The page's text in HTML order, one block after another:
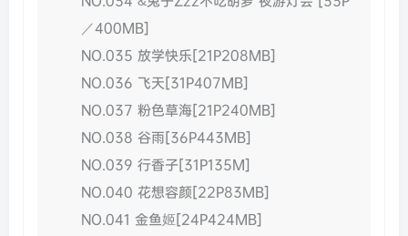
／400MB]
NO.035 放学快乐[21P208MB]
NO.036 飞天[31P407MB]
NO.037 粉色草海[21P240MB]
NO.038 谷雨[36P443MB]
NO.039 行香子[31P135M]
NO.040 花想容颜[22P83MB]
NO.041 金鱼姬[24P424MB]